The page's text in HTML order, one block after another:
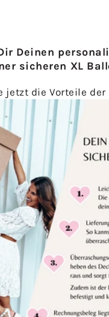
Deinen
sicheren XL
jetzt die Vorteile der